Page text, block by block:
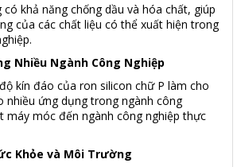
khả năng chống dầu và hóa chất, giúp
của các chất liệu có thể xuất hiện trong
Nhiều Ngành Công Nghiệp
kín đáo của ron silicon chữ P làm cho
nhiều ứng dụng trong ngành công
máy móc đến ngành công nghiệp thực
Khỏe và Môi Trường